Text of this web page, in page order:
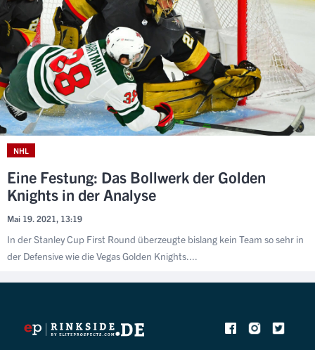
NHL
Eine Festung: Das Bollwerk der Golden
Knights in der Analyse
Mai 19. 2021, 13:19
In der Stanley Cup First Round überzeugte bislang kein Team so sehr in
der Defensive wie die Vegas Golden Knights....